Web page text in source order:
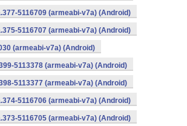
5116709 (armeabi-v7a) (Android)
5116707 (armeabi-v7a) (Android)
(armeabi-v7a) (Android)
5113378 (armeabi-v7a) (Android)
5113377 (armeabi-v7a) (Android)
5116706 (armeabi-v7a) (Android)
5116705 (armeabi-v7a) (Android)